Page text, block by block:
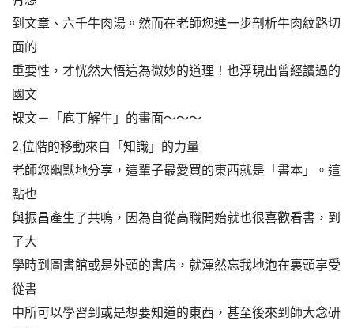
到文章、六千牛肉湯。然而在老師您進一步剖析牛肉紋路切
面的
重要性，才恍然大悟這為微妙的道理！也浮現出曾經讀過的
國文
課文－「庖丁解牛」的畫面～～～
2.位階的移動來自「知識」的力量
老師您幽默地分享，這輩子最愛買的東西就是「書本」。這
點也
與振昌產生了共鳴，因為自從高職開始就也很喜歡看書，到
了大
學時到圖書館或是外頭的書店，就渾然忘我地泡在裏頭享受
從書
中所可以學習到或是想要知道的東西，甚至後來到師大念研